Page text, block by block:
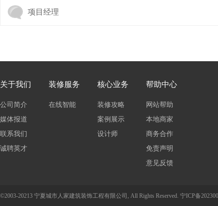
项目经理
关于我们
公司简介
媒体报道
联系我们
诚聘英才
装修服务
在线智能
核心业务
装修攻略
案例展示
设计师
帮助中心
网站帮助
本地商家
商务合作
免责声明
意见反馈
©2003-20213 宁夏城市人家建筑装饰工程有限公司, All Rights Reserved. 宁ICP备